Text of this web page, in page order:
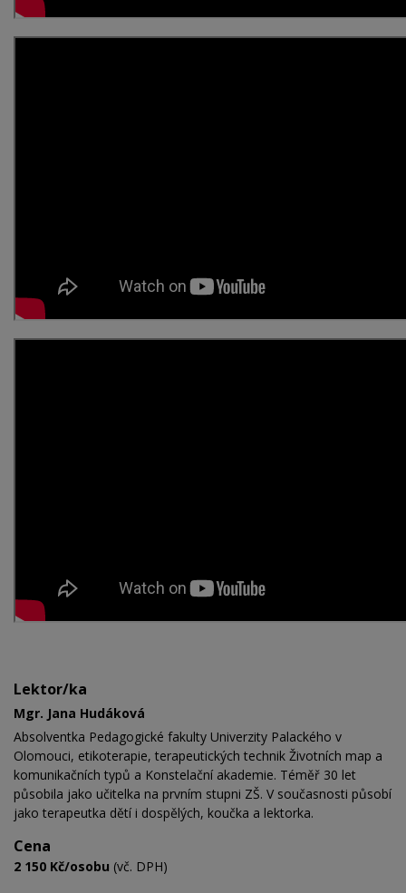
Lektor/ka
Mgr. Jana Hudáková
Absolventka Pedagogické fakulty Univerzity Palackého v
Olomouci, etikoterapie, terapeutických technik Životních map a
komunikačních typů a Konstelační akademie. Téměř 30 let
působila jako učitelka na prvním stupni ZŠ. V současnosti působí
jako terapeutka dětí i dospělých, koučka a lektorka.
Cena
2 150 Kč/osobu (vč. DPH)